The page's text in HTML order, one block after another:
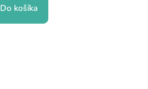
Do košíka